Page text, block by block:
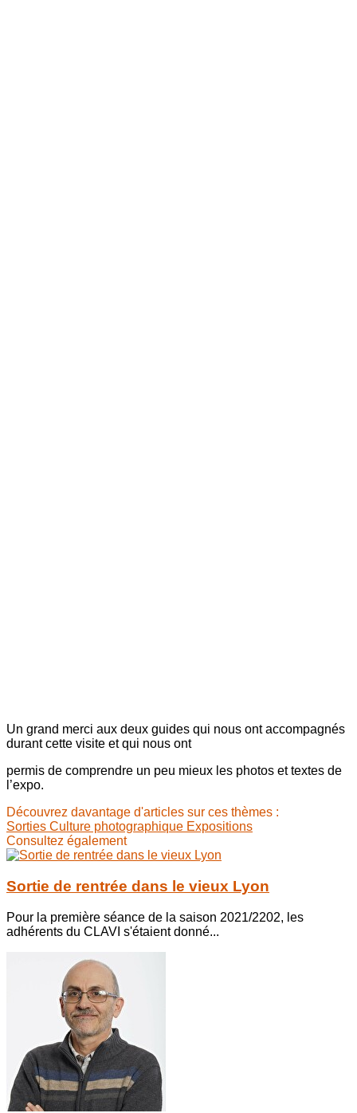
Un grand merci aux deux guides qui nous ont accompagnés
durant cette visite et qui nous ont
permis de comprendre un peu mieux les photos et textes de
l’expo.
Découvrez davantage d'articles sur ces thèmes :
Sorties Culture photographique Expositions
Consultez également
Sortie de rentrée dans le vieux Lyon
Pour la première séance de la saison 2021/2202, les
adhérents du CLAVI s'étaient donné...